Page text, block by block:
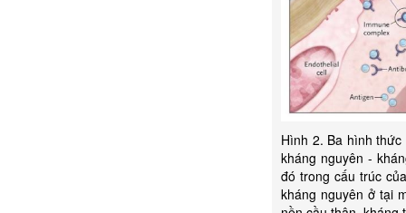
Hình 2. Ba hình
kháng nguyên -
đó trong cấu trúc
kháng nguyên ở tại